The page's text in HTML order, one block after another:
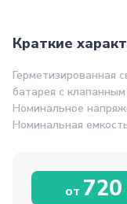
Краткие
Герметизированная
батарея с
Номинальное
Номинальная
от